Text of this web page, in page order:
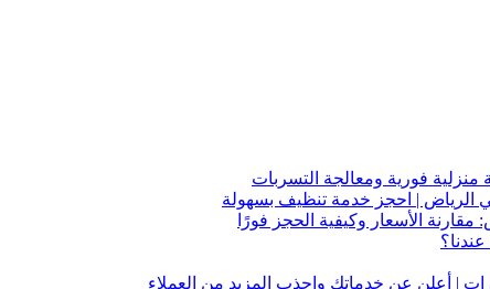
فورية ومعالجة التسربات
الرياض | احجز خدمة تنظيف بسهولة
الأسعار وكيفية الحجز فورًا
أعلن عن خدماتك واجذب المزيد من العملاء